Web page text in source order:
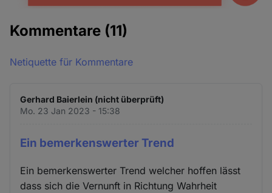
Kommentare (11)
Netiquette für Kommentare
Gerhard Baierlein (nicht überprüft)
Mo. 23 Jan 2023 - 15:38
Ein bemerkenswerter Trend
Ein bemerkenswerter Trend welcher hoffen lässt
dass sich die Vernunft in Richtung Wahrheit